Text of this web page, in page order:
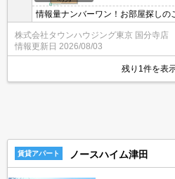
情報量ナンバーワン！お部屋探しの
寺店にお任せを！
株式会社タウンハウジング東京 国分寺店
情報更新日 2026/08/03
残り1件を表
賃貸アパート ノースハイム津田